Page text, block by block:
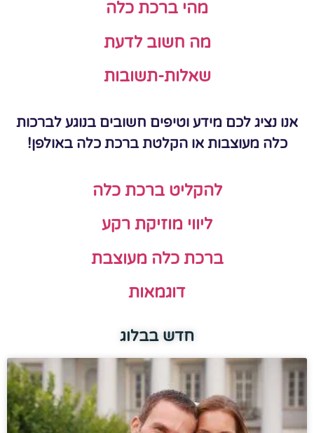
מהי ברכת כלה
מה חשוב לדעת
שאלות-תשובות
אנו נציג לכם מידע וטיפים חשובים בנוגע לברכות
כלה מעוצבות או הקלטת ברכת כלה באולפן!
להקליט ברכת כלה
ליווי מוזיקת רקע
ברכת כלה מעוצבת
דוגמאות
חדש בבלוג